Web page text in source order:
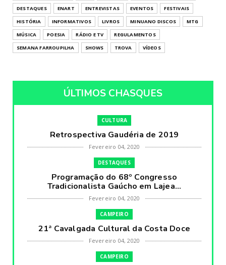
DESTAQUES
ENART ENTREVISTAS EVENTOS
FESTIVAIS
HISTÓRIA
INFORMATIVOS LIVROS MINUANO DISCOS
MTG
MÚSICA
POESIA RÁDIO E TV
REGULAMENTOS
SEMANA FARROUPILHA
SHOWS TROVA VÍDEOS
ÚLTIMOS CHASQUES
CULTURA
Retrospectiva Gaudéria de 2019
Fevereiro 04, 2020
DESTAQUES
Programação do 68º Congresso
Tradicionalista Gaúcho em Lajea...
Fevereiro 04, 2020
CAMPEIRO
21ª Cavalgada Cultural da Costa Doce
Fevereiro 04, 2020
CAMPEIRO